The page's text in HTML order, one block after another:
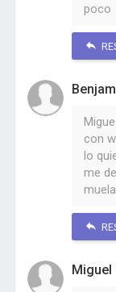
poco
con
lo
me
Miguel